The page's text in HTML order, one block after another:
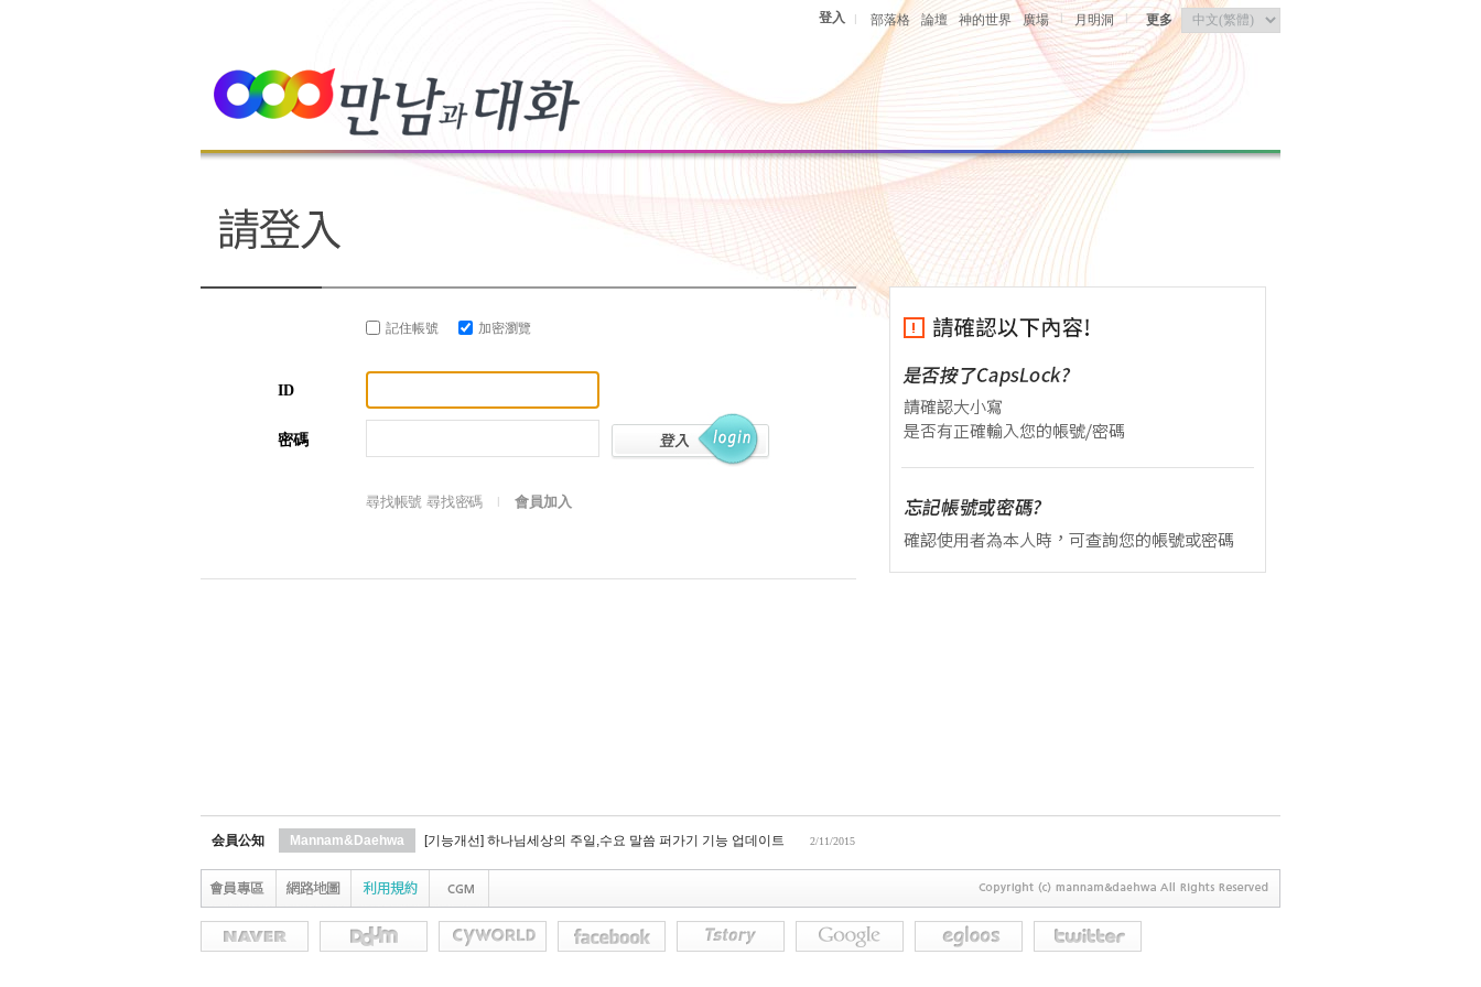
更多
部落格 論壇 神的世界 廣場 | 月明洞 |
登入 |
記住帳號 加密瀏覽
ID
密碼
尋找帳號 尋找密碼 會員加入
会員公知 Mannam&Daehwa [기능개선] 하나님세상의 주일,수요 말씀 퍼가기 기능 업데이트 2/11/2015